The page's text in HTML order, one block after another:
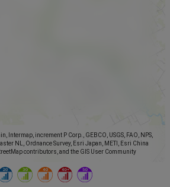
Intermap, increment P Corp., GEBCO, USGS, FAO, NPS,
NL, Ordnance Survey, Esri Japan, METI, Esri China
contributors, and the GIS User Community